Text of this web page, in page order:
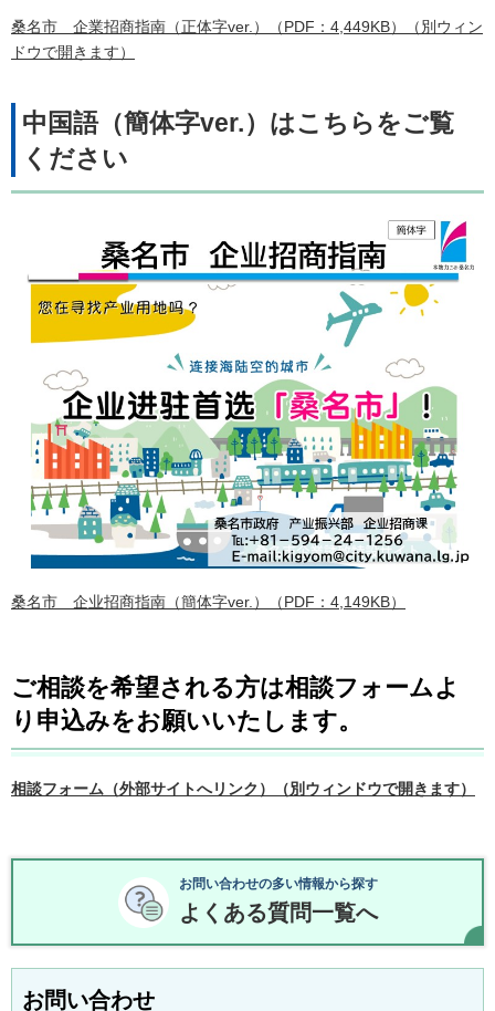
桑名市 企業招商指南（正体字ver.）（PDF：4,449KB）（別ウィン
ドウで開きます）
中国語（簡体字ver.）はこちらをご覧
ください
桑名市 企业招商指南（簡体字ver.）（PDF：4,149KB）
ご相談を希望される方は相談フォームよ
り申込みをお願いいたします。
相談フォーム（外部サイトへリンク）（別ウィンドウで開きます）
お問い合わせの多い情報から探す
よくある質問一覧へ
お問い合わせ